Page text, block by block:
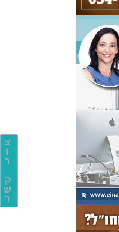
צ
ו
ר
ק
ש
ר